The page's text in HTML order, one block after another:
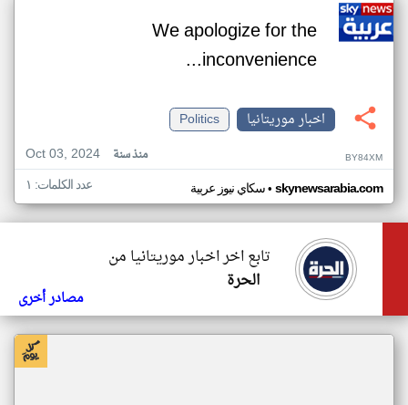
We apologize for the
inconvenience...
اخبار موريتانيا
Politics
Oct 03, 2024
منذ سنة BY84XM
سكاي نيوز عربية• skynewsarabia.com عدد الكلمات: ١
تابع اخر اخبار موريتانيا من
الحرة
مصادر أخرى